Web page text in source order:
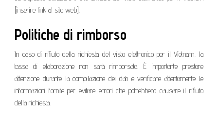
[inserire link al sito web].
Politiche di rimborso
In caso di rifiuto della richiesta del visto elettronico per il Vietnam, la
tassa di elaborazione non sarà rimborsata. È importante prestare
attenzione durante la compilazione dei dati e verificare attentamente le
informazioni fornite per evitare errori che potrebbero causare il rifiuto
della richiesta.